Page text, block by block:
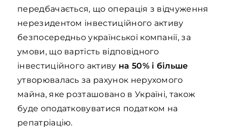
передбачається, що операція з відчуження
нерезидентом інвестиційного активу
безпосередньо української компанії, за
умови, що вартість відповідного
інвестиційного активу на 50% і більше
утворювалась за рахунок нерухомого
майна, яке розташовано в Україні, також
буде оподатковуватися податком на
репатріацію.